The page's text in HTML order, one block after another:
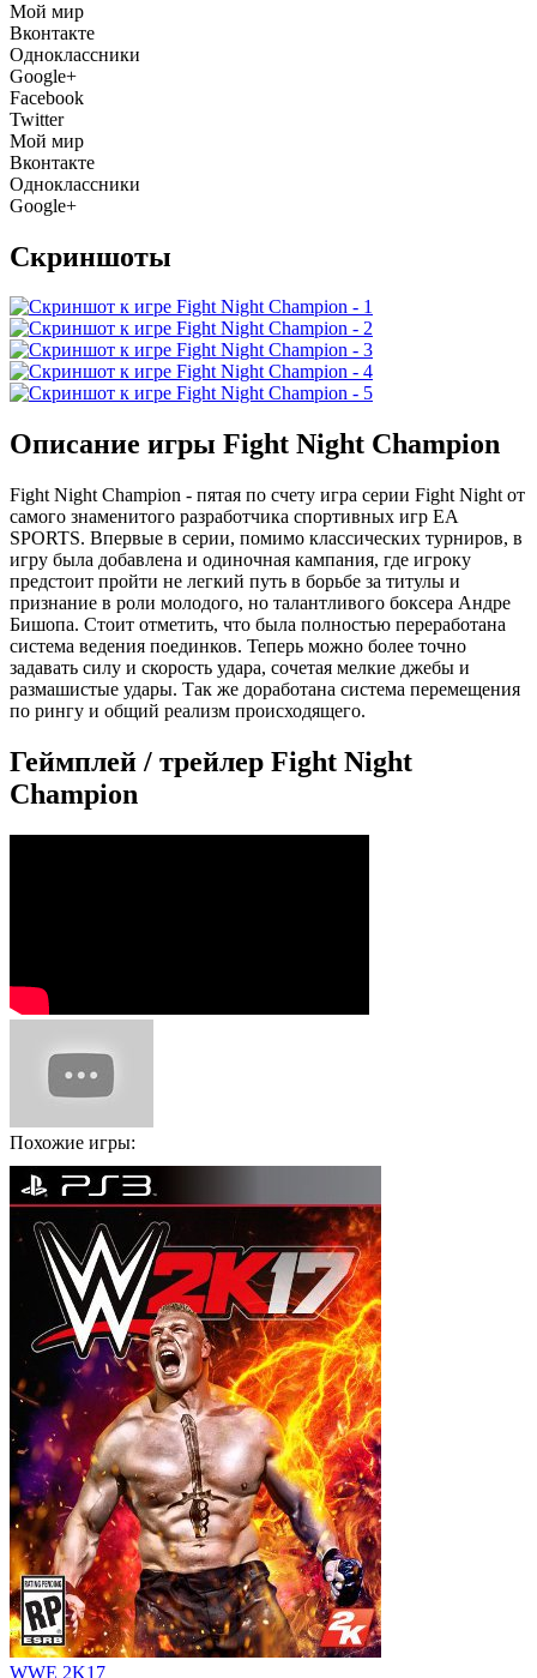
Мой мир
Вконтакте
Одноклассники
Google+
Facebook
Twitter
Мой мир
Вконтакте
Одноклассники
Google+
Скриншоты
Описание игры Fight Night Champion
Fight Night Champion - пятая по счету игра серии Fight Night от
самого знаменитого разработчика спортивных игр EA
SPORTS. Впервые в серии, помимо классических турниров, в
игру была добавлена и одиночная кампания, где игроку
предстоит пройти не легкий путь в борьбе за титулы и
признание в роли молодого, но талантливого боксера Андре
Бишопа. Стоит отметить, что была полностью переработана
система ведения поединков. Теперь можно более точно
задавать силу и скорость удара, сочетая мелкие джебы и
размашистые удары. Так же доработана система перемещения
по рингу и общий реализм происходящего.
Геймплей / трейлер Fight Night
Champion
Похожие игры:
WWE 2K17